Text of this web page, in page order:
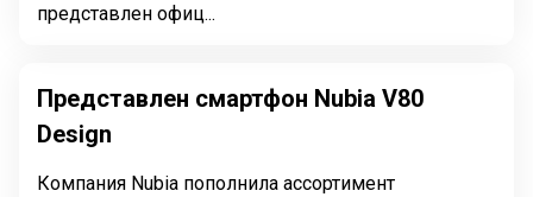
представлен офиц...
Представлен смартфон Nubia V80
Design
Компания Nubia пополнила ассортимент